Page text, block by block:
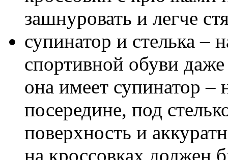
зашнуровать и легче
супинатор и стелька –
спортивной обуви
она имеет супинатор
посередине, под
поверхность и
на кроссовках должен